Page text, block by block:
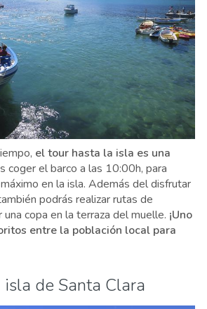
el tour hasta la isla es una
coger el barco a las 10:00h, para
en la isla. Además del disfrutar
podrás realizar rutas de
copa en la terraza del muelle. ¡Uno
entre la población local para
de Santa Clara